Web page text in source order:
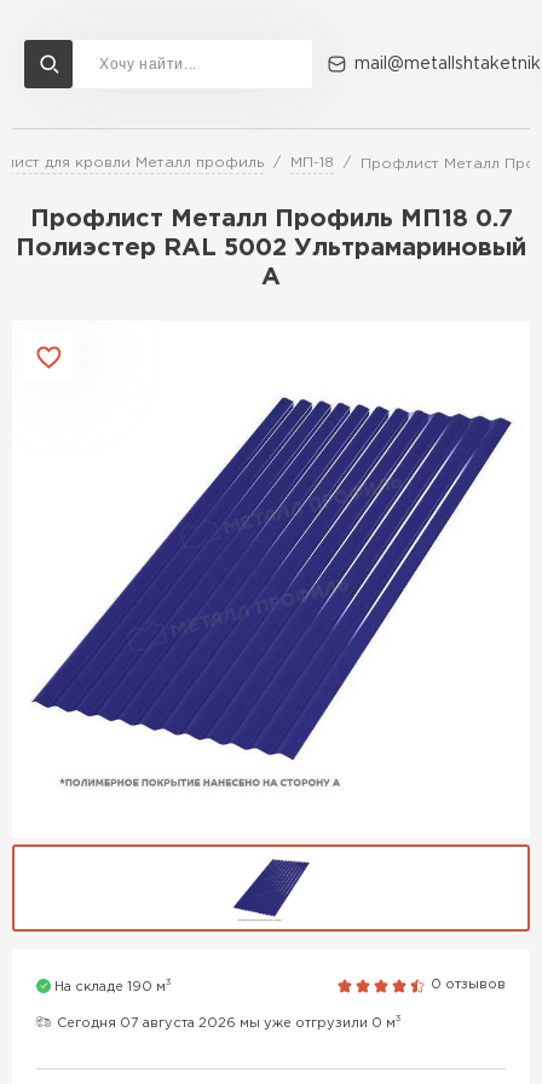
для кровли Металл профиль МП-18 Профлист Металл
Профлист Металл Профиль МП18 0.7
Полиэстер RAL 5002 Ультрамариновый
A
На складе 190 м3 0 отзывов
Сегодня 07 августа 2026 мы уже отгрузили 0 м3
Доставка и оплата Акции О компании Контакты
Перейти в каталог